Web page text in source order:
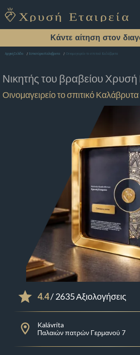
Κάντε αίτηση στον
Αρχική Σελίδα Εστιατόριο Καλαβρυτα Οινομαγειρείο το σπιτικό Καλάβρυτα
Νικητής του βραβείου Χρυσή
Οινομαγειρείο το σπιτικό Καλάβρυτα
4.4/ 2635 Αξιολογήσεις
Kalávrita
Παλαιών πατρών Γερμανού 7